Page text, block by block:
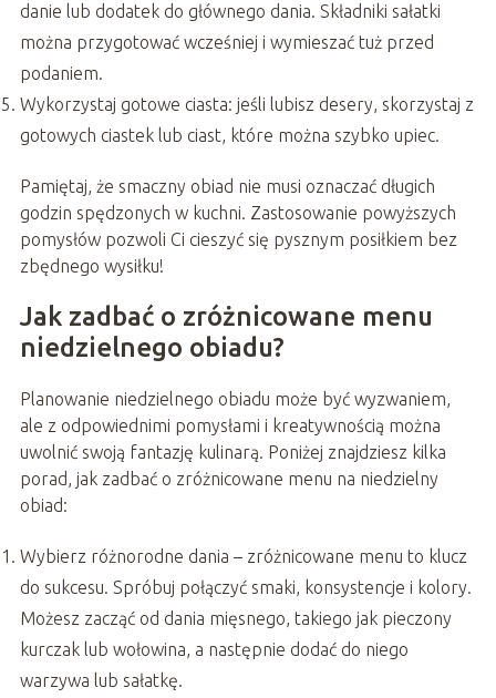
danie lub dodatek do głównego dania. Składniki sałatki
można przygotować wcześniej i wymieszać tuż przed
podaniem.
Wykorzystaj gotowe ciasta: jeśli lubisz desery, skorzystaj z
gotowych ciastek lub ciast, które można szybko upiec.
Pamiętaj, że smaczny obiad nie musi oznaczać długich
godzin spędzonych w kuchni. Zastosowanie powyższych
pomysłów pozwoli Ci cieszyć się pysznym posiłkiem bez
zbędnego wysiłku!
Jak zadbać o zróżnicowane menu
niedzielnego obiadu?
Planowanie niedzielnego obiadu może być wyzwaniem,
ale z odpowiednimi pomysłami i kreatywnością można
uwolnić swoją fantazję kulinarą. Poniżej znajdziesz kilka
porad, jak zadbać o zróżnicowane menu na niedzielny
obiad:
Wybierz różnorodne dania – zróżnicowane menu to klucz
do sukcesu. Spróbuj połączyć smaki, konsystencje i kolory.
Możesz zacząć od dania mięsnego, takiego jak pieczony
kurczak lub wołowina, a następnie dodać do niego
warzywa lub sałatkę.